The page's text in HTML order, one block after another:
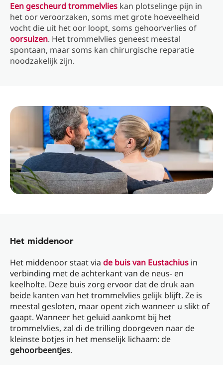
Een gescheurd trommelvlies kan plotselinge pijn in
het oor veroorzaken, soms met grote hoeveelheid
vocht die uit het oor loopt, soms gehoorverlies of
oorsuizen. Het trommelvlies geneest meestal
spontaan, maar soms kan chirurgische reparatie
noodzakelijk zijn.
Het middenoor
Het middenoor staat via de buis van Eustachius in
verbinding met de achterkant van de neus- en
keelholte. Deze buis zorg ervoor dat de druk aan
beide kanten van het trommelvlies gelijk blijft. Ze is
meestal gesloten, maar opent zich wanneer u slikt of
gaapt. Wanneer het geluid aankomt bij het
trommelvlies, zal di de trilling doorgeven naar de
kleinste botjes in het menselijk lichaam: de
gehoorbeentjes.